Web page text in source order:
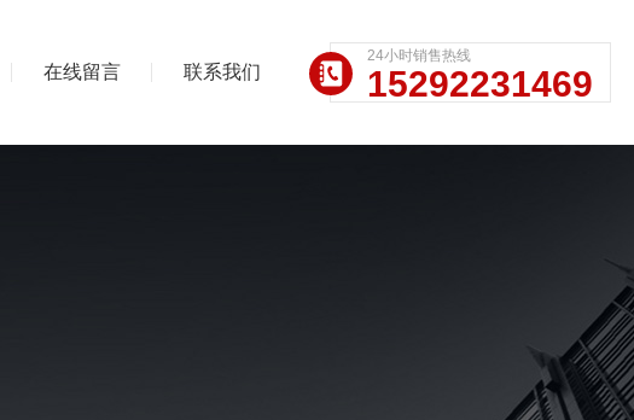
在线留言 联系我们
24小时销售热线
15292231469